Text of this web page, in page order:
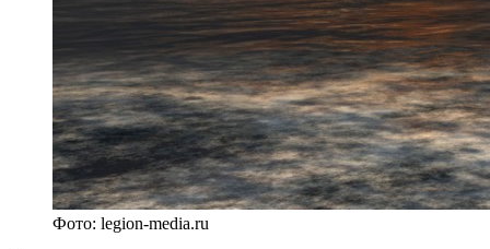
Фото: legion-media.ru